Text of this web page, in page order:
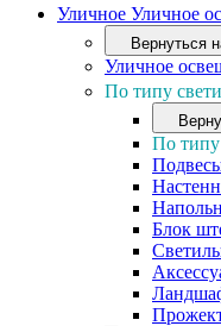
Уличное Уличное
Вернуться
Уличное
По типу
По типу
Блок